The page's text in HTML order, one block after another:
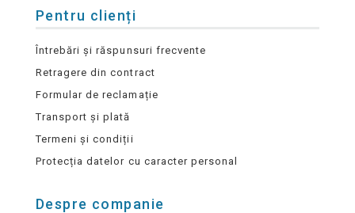
Pentru clienți
Întrebări și răspunsuri frecvente
Retragere din contract
Formular de reclamație
Transport și plată
Termeni și condiții
Protecția datelor cu caracter personal
Despre companie